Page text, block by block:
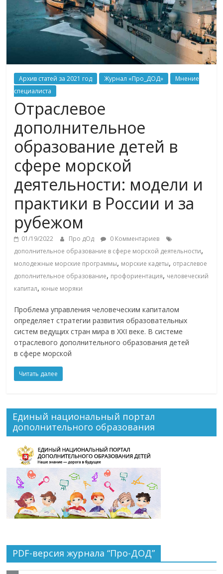
Архив статей за 2021 год Журнал «Про_ДОД»
Мнение
специалиста
Отраслевое
дополнительное
образование детей в
сфере морской
деятельности: модели и
практики в России и за
рубежом
01/19/2022 Про дОд
0 Комментариев
дополнительное образование в сфере морской деятельности,
молодежные морские программы, морские кадеты, отраслевое
дополнительное образование, профориентация, человеческий
капитал, юные моряки
Проблема управления человеческим капиталом
определяет стратегии развития образовательных
систем ведущих стран мира в XXI веке. В системе
отраслевого дополнительного образования детей
в сфере морской
Читать далее
Единый национальный портал
дополнительного образования
PDF-версия журнала “Про-ДОД”